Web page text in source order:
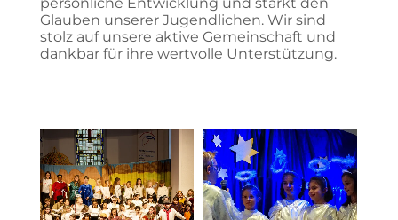
Glauben unserer Jugendlichen. Wir sind
stolz auf unsere aktive Gemeinschaft und
dankbar für ihre wertvolle Unterstützung.